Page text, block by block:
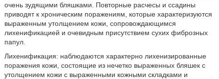
очень зудящими бляшками. Повторные расчесы и ссадины
приводят к хроническим поражениям, которые характеризуются
выраженным утолщением кожи, сопровождающимся
лихенификацией и очевидным присутствием сухих фиброзных
папул.
Лихенификация: наблюдаются характерно лихенизированные
поражения кожи, состоящие из нечетко выраженных бляшек с
утолщением кожи с выраженными кожными складками и